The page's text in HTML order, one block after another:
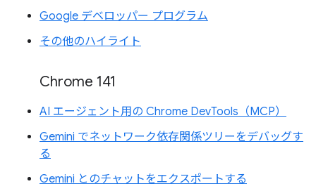
Google デベロッパー プログラム
その他のハイライト
Chrome 141
AI エージェント用の Chrome DevTools（MCP）
Gemini でネットワーク依存関係ツリーをデバッグす
る
Gemini とのチャットをエクスポートする